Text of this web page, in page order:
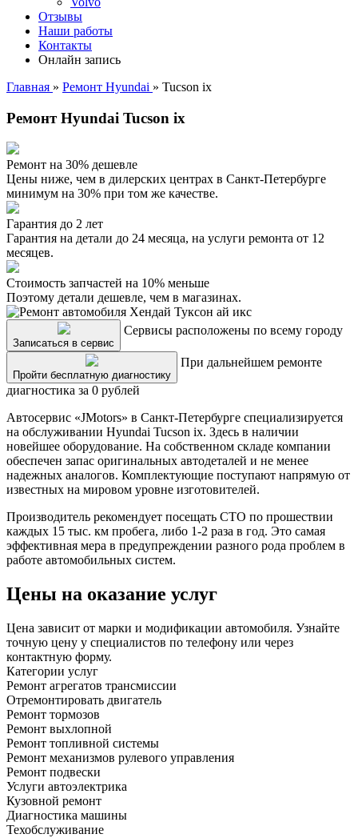
Отзывы
Наши работы
Контакты
Онлайн запись
Главная » Ремонт Hyundai » Tucson ix
Ремонт Hyundai Tucson ix
Ремонт на 30% дешевле
Цены ниже, чем в дилерских центрах в Санкт-Петербурге
минимум на 30% при том же качестве.
Гарантия до 2 лет
Гарантия на детали до 24 месяца, на услуги ремонта от 12
месяцев.
Стоимость запчастей на 10% меньше
Поэтому детали дешевле, чем в магазинах.
Записаться в сервис
Сервисы расположены по всему городу
Пройти бесплатную диагностику
При дальнейшем ремонте
диагностика за 0 рублей
Автосервис «JMotors» в Санкт-Петербурге специализируется
на обслуживании Hyundai Tucson ix. Здесь в наличии
новейшее оборудование. На собственном складе компании
обеспечен запас оригинальных автодеталей и не менее
надежных аналогов. Комплектующие поступают напрямую от
известных на мировом уровне изготовителей.
Производитель рекомендует посещать СТО по прошествии
каждых 15 тыс. км пробега, либо 1-2 раза в год. Это самая
эффективная мера в предупреждении разного рода проблем в
работе автомобильных систем.
Цены на оказание услуг
Цена зависит от марки и модификации автомобиля. Узнайте
точную цену у специалистов по телефону или через
контактную форму.
Категории услуг
Ремонт агрегатов трансмиссии
Отремонтировать двигатель
Ремонт тормозов
Ремонт выхлопной
Ремонт топливной системы
Ремонт механизмов рулевого управления
Ремонт подвески
Услуги автоэлектрика
Кузовной ремонт
Диагностика машины
Техобслуживание